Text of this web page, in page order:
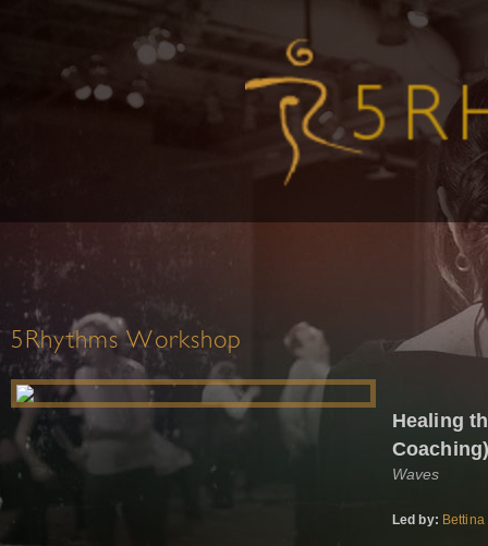
5Rhythms Workshop
Healing
Waves
Led by: